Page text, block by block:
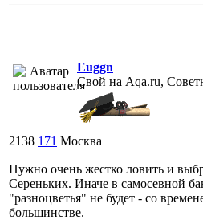
Euggn
Свой на Aqa.ru,
2138 171 Москва
Нужно очень жестко ловить и
Сереньких. Иначе в самосевной
"разноцветья" не будет - со
большинстве.